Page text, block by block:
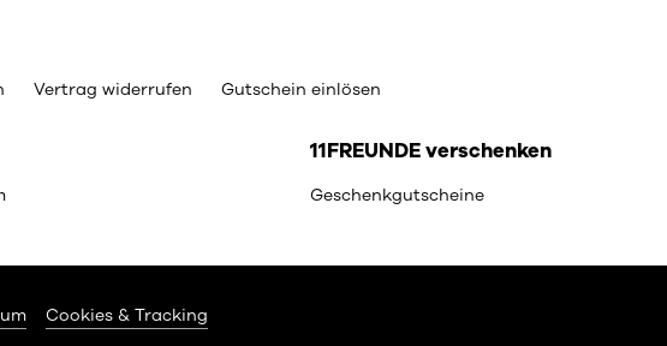
Vertrag widerrufen Gutschein einlösen
11FREUNDE verschenken
Geschenkgutscheine
Cookies & Tracking